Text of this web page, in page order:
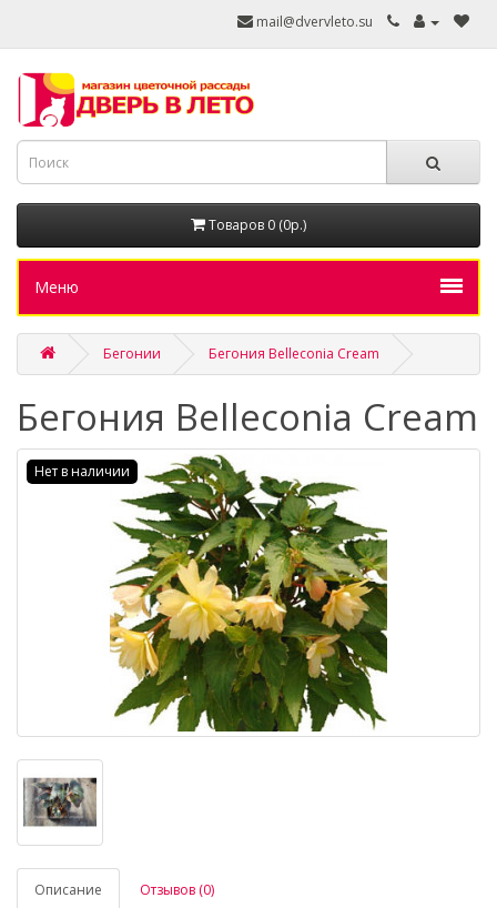
mail@dvervleto.su
Товаров 0 (0р.)
Меню
Бегонии Бегония Belleconia Cream
Бегония Belleconia Cream
Нет в наличии
Описание Отзывов (0)